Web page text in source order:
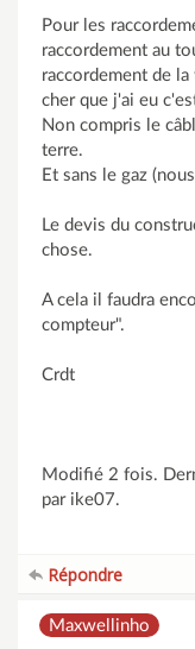
Pour les
raccordement au
raccordement de
cher que j'ai eu
Non compris le
terre.
Et sans le gaz
Le devis du
chose.
A cela il faudra
compteur".
Crdt
Modifié 2 fois.
par ike07.
Répondre
Maxwellinho